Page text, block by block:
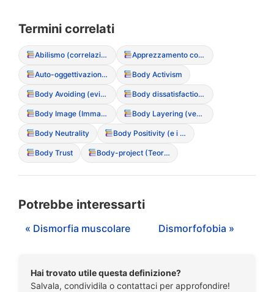
Termini correlati
Abilismo (correlazione con l’immagine corporea) Apprezzamento corporeo
Auto-oggettivazione (vedersi come oggetto esterno) Body Activism
Body Avoiding (evitamento dello specchio o del proprio corpo) Body dissatisfaction (Insoddisfazione corporea)
Body Image (Immagine Corporea) Body Layering (vestirsi a strati per nascondere le forme)
Body Neutrality Body Positivity (e i suoi limiti nei DCA)
Body Trust Body-project (Teoria del corpo come progetto)
Potrebbe interessarti
« Dismorfia muscolare Dismorfofobia »
Hai trovato utile questa definizione?
Salvala, condividila o contattaci per approfondire!